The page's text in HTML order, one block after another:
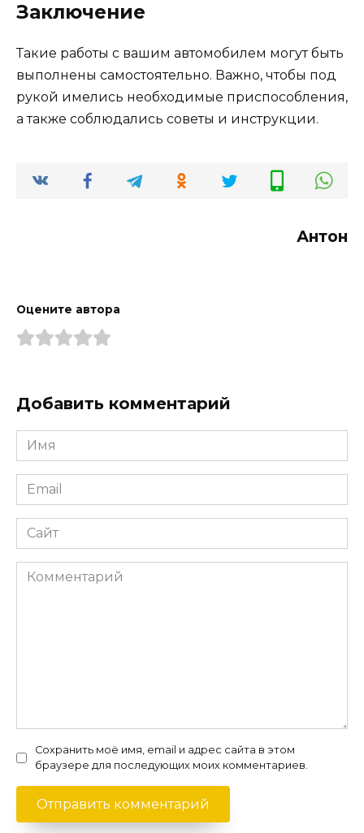
Заключение
Такие работы с вашим автомобилем могут быть
выполнены самостоятельно. Важно, чтобы под
рукой имелись необходимые приспособления,
а также соблюдались советы и инструкции.
Антон
Оцените автора
Добавить комментарий
Имя
*
Email
*
Сайт
Комментарий
Сохранить моё имя, email и адрес сайта в этом
браузере для последующих моих комментариев.